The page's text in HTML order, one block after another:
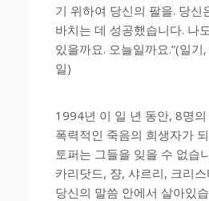
기 위하여 당신의 팔을. 당신
바치는 데 성공했습니다. 나
있을까요. 오늘일까요.”(일
일)
1994년 이 일 년 동안, 8명
폭력적인 죽음의 희생자가
토퍼는 그들을 잊을 수 없습
카리닷드, 쟝, 샤르리, 크리
당신의 말씀 안에서 살아있